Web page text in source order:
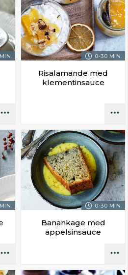
0-30 MIN.
Risalamande med
klementinsauce
0-30 MIN.
Banankage med
appelsinsauce